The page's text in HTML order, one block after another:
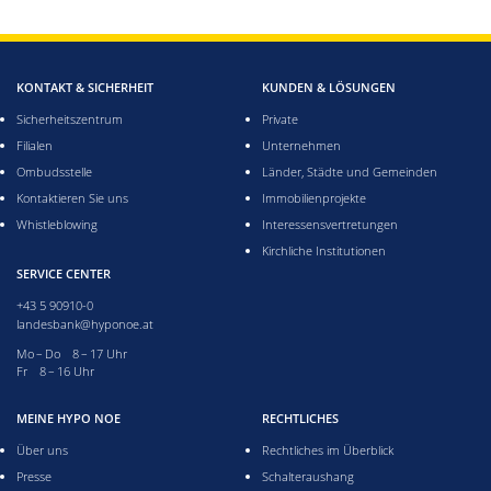
KONTAKT & SICHERHEIT
Sicherheitszentrum
Filialen
Ombudsstelle
Kontaktieren Sie uns
Whistleblowing
SERVICE CENTER
+43 5 90910-0
landesbank@hyponoe.at
Montag bis Donnerstag acht bis 17 Uhr
Mo – Do 8 – 17 Uhr
Freitag acht bis 16 Uhr
Fr 8 – 16 Uhr
KUNDEN & LÖSUNGEN
Private
Unternehmen
Länder, Städte und Gemeinden
Immobilienprojekte
Interessensvertretungen
Kirchliche Institutionen
MEINE HYPO NOE
Über uns
Presse
RECHTLICHES
Rechtliches im Überblick
Schalteraushang